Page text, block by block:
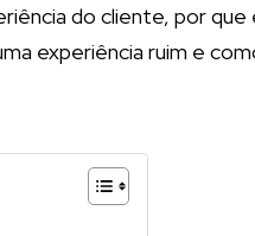
do cliente, por que
experiência ruim e